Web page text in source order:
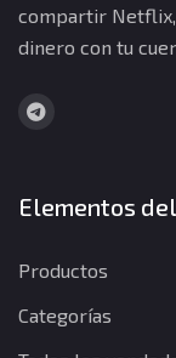
compartir Netflix,
dinero con tu
Elementos
Productos
Categorías